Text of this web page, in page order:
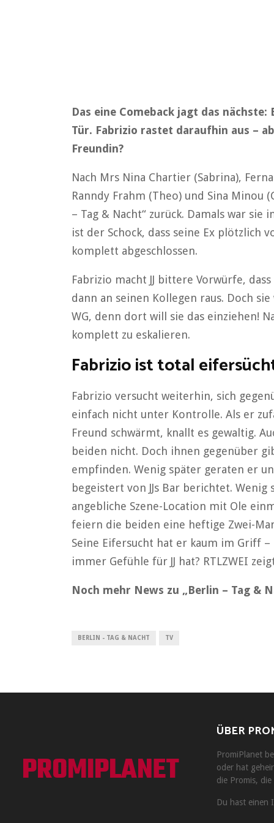
Das eine Comeback jagt das
Tür. Fabrizio rastet daraufhin aus –
Freundin?
Nach Mrs Nina Chartier (Sabrina),
Ranndy Frahm (Theo) und Sina Minou
– Tag & Nacht“ zurück. Damals war
ist der Schock, dass seine Ex
komplett abgeschlossen.
Fabrizio macht JJ bittere Vorwürfe,
dann an seinen Kollegen raus. Doch
WG, denn dort will sie das einziehen!
komplett zu eskalieren.
Fabrizio ist total
Fabrizio versucht weiterhin, sich
einfach nicht unter Kontrolle. Als er
Freund schwärmt, knallt es gewaltig.
beiden nicht. Doch ihnen gegenüber
empfinden. Wenig später geraten er
begeistert von JJs Bar berichtet.
angebliche Szene-Location mit Ole
feiern die beiden eine heftige Zwei-
Seine Eifersucht hat er kaum im Griff
immer Gefühle für JJ hat? RTLZWEI
Noch mehr News zu „Berlin – Tag &
BERLIN - TAG & NACHT TV
PROMIPLANET
ÜBER
PromiPlanet
oder hat
die Promis,
Du hast einen